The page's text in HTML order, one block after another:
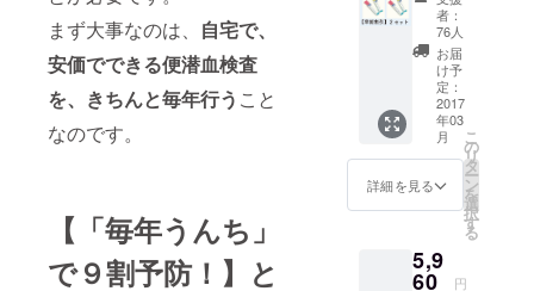
まず大事なのは、 自宅で、
安価でできる便潜血検査
を、きちんと毎年行う こと
なのです。
【「毎年うんち」
で９割予防！】と
キッ
ト 2個
セッ
ト】 ①
サンク
スメー
ルと活
動報告
②検査
キット2
個セッ
ト(早期
20%オ
フ) 送料
者：
76人
お届
け予
定：
2017
年03
月
詳細を見る
こ
の
リ
タ
ー
ン
を
選
択
す
る
5,9
60 円